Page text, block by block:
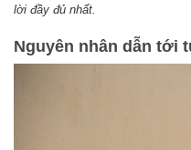
lời đầy đủ nhất.
Nguyên nhân dẫn tới